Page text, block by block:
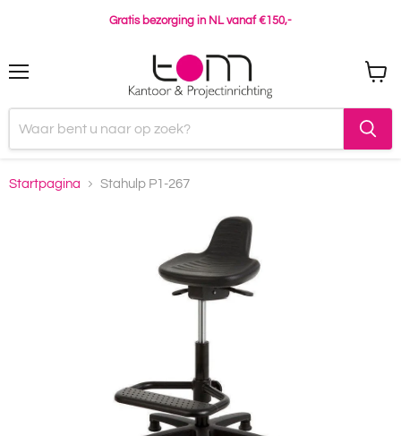
Gratis bezorging in NL vanaf €150,-
Startpagina Stahulp P1-267